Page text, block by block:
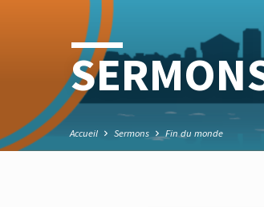
Accueil Sermons Fin du monde